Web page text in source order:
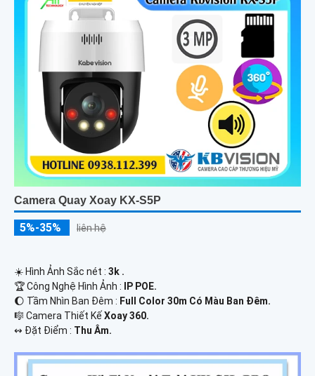
Camera Quay Xoay KX-S5P
5%-35% liên hệ
☀️ Hình Ảnh Sắc nét : 3k .
🏆 Công Nghệ Hình Ảnh :
IP POE.
🌔 Tầm Nhìn Ban Đêm : Full Color 30m Có Màu Ban Ðêm.
🎼️ Camera Thiết Kế Xoay 360.
️↭ Đặt Điểm : Thu Âm.